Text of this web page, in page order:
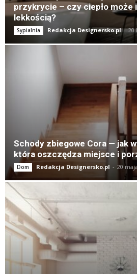
przykrycie – czy ciepło może
lekkością?
Sypialnia Redakcja Designersko.pl - 20
Schody zbiegowe Cora — jak
która oszczędza miejsce i
Dom Redakcja Designersko.pl - 20